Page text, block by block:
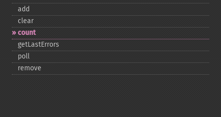
add
clear
count
getLastErrors
poll
remove